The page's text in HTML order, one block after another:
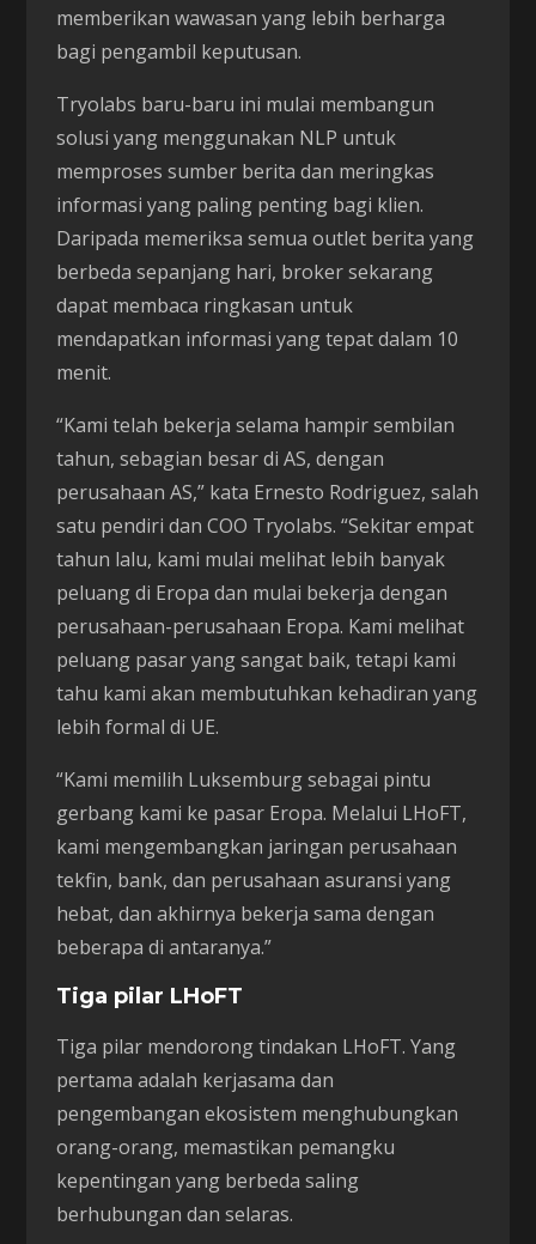
memberikan wawasan yang lebih berharga
bagi pengambil keputusan.
Tryolabs baru-baru ini mulai membangun
solusi yang menggunakan NLP untuk
memproses sumber berita dan meringkas
informasi yang paling penting bagi klien.
Daripada memeriksa semua outlet berita yang
berbeda sepanjang hari, broker sekarang
dapat membaca ringkasan untuk
mendapatkan informasi yang tepat dalam 10
menit.
“Kami telah bekerja selama hampir sembilan
tahun, sebagian besar di AS, dengan
perusahaan AS,” kata Ernesto Rodriguez, salah
satu pendiri dan COO Tryolabs. “Sekitar empat
tahun lalu, kami mulai melihat lebih banyak
peluang di Eropa dan mulai bekerja dengan
perusahaan-perusahaan Eropa. Kami melihat
peluang pasar yang sangat baik, tetapi kami
tahu kami akan membutuhkan kehadiran yang
lebih formal di UE.
“Kami memilih Luksemburg sebagai pintu
gerbang kami ke pasar Eropa. Melalui LHoFT,
kami mengembangkan jaringan perusahaan
tekfin, bank, dan perusahaan asuransi yang
hebat, dan akhirnya bekerja sama dengan
beberapa di antaranya.”
Tiga pilar LHoFT
Tiga pilar mendorong tindakan LHoFT. Yang
pertama adalah kerjasama dan
pengembangan ekosistem menghubungkan
orang-orang, memastikan pemangku
kepentingan yang berbeda saling
berhubungan dan selaras.